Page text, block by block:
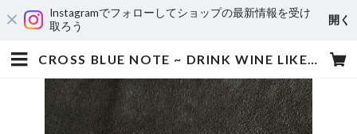
Instagramでフォローしてショップの最新情報を受け
取ろう
開く
CROSS BLUE NOTE ~ DRINK WINE LIKE A POET ~ | CROSS WINES CLUB